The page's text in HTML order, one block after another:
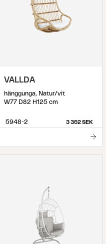
VALLDA
hänggunga, Natur/vit
W77 D82 H125 cm
5948-2 3 352 SEK